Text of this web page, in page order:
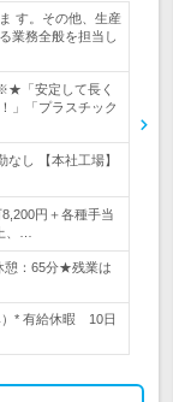
す。その他、生産
業務全般を担当し
「安定して長く
」「プラスチック
し 【本社工場】
円＋各種手当
、…
：65分★残業は
* 有給休暇 10日